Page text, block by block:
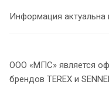
Информация актуальна
ООО «МПС» является
брендов TEREX и